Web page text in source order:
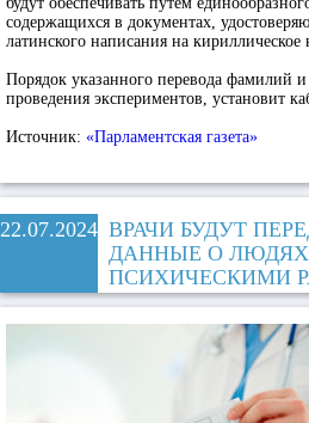
содержащихся в документах,
латинского написания на кириллическое
Порядок указанного перевода фамилий
проведения экспериментов, установит
Источник: «Парламентская газета»
22.07.2024 ВРАЧИ БУДУТ
ДАННЫЕ О
ПСИХИЧЕСКИМИ